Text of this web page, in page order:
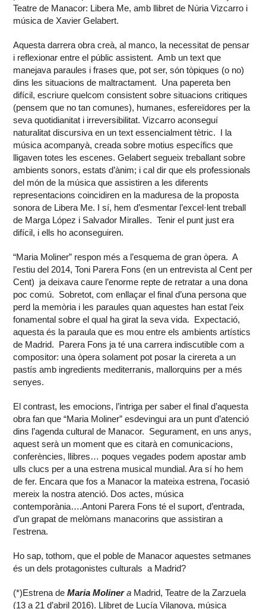
Teatre de Manacor: Libera Me, amb llibret de Núria Vizcarro i
música de Xavier Gelabert.
Aquesta darrera obra creà, al manco, la necessitat de pensar
i reflexionar entre el públic assistent. Amb un text que
manejava paraules i frases que, pot ser, són tòpiques (o no)
dins les situacions de maltractament. Una papereta ben
difícil, escriure quelcom consistent sobre situacions critiques
(pensem que no tan comunes), humanes, esfereïdores per la
seva quotidianitat i irreversibilitat. Vizcarro aconseguí
naturalitat discursiva en un text essencialment tètric. I la
música acompanyà, creada sobre motius específics que
lligaven totes les escenes. Gelabert segueix treballant sobre
ambients sonors, estats d’ànim; i cal dir que els professionals
del món de la música que assistiren a les diferents
representacions coincidiren en la maduresa de la proposta
sonora de Libera Me. I sí, hem d’esmentar l’excel·lent treball
de Marga López i Salvador Miralles. Tenir el punt just era
difícil, i ells ho aconseguiren.
“Maria Moliner” respon més a l’esquema de gran òpera. A
l’estiu del 2014, Toni Parera Fons (en un entrevista al Cent per
Cent) ja deixava caure l’enorme repte de retratar a una dona
poc comú. Sobretot, com enllaçar el final d’una persona que
perd la memòria i les paraules quan aquestes han estat l’eix
fonamental sobre el qual ha girat la seva vida. Expectació,
aquesta és la paraula que es mou entre els ambients artístics
de Madrid. Parera Fons ja té una carrera indiscutible com a
compositor: una òpera solament pot posar la cirereta a un
pastís amb ingredients mediterranis, mallorquins per a més
senyes.
El contrast, les emocions, l’intriga per saber el final d’aquesta
obra fan que “Maria Moliner” esdevingui ara un punt d’atenció
dins l’agenda cultural de Manacor. Segurament, en uns anys,
aquest serà un moment que es citarà en comunicacions,
conferències, llibres… poques vegades podem apostar amb
ulls clucs per a una estrena musical mundial. Ara sí ho hem
de fer. Encara que fos a Manacor la mateixa estrena, l’ocasió
mereix la nostra atenció. Dos actes, música
contemporània….Antoni Parera Fons té el suport, d’entrada,
d’un grapat de melòmans manacorins que assistiran a
l’estrena.
Ho sap, tothom, que el poble de Manacor aquestes setmanes
és un dels protagonistes culturals a Madrid?
(*)Estrena deMaria Molinera Madrid, Teatre de la Zarzuela
(13 a 21 d’abril 2016). Llibret de Lucía Vilanova, música